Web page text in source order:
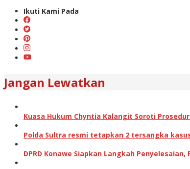
Ikuti Kami Pada
Jangan Lewatkan
Kuasa Hukum Chyntia Kalangit Soroti
Polda Sultra resmi tetapkan 2 tersangka
DPRD Konawe Siapkan Langkah